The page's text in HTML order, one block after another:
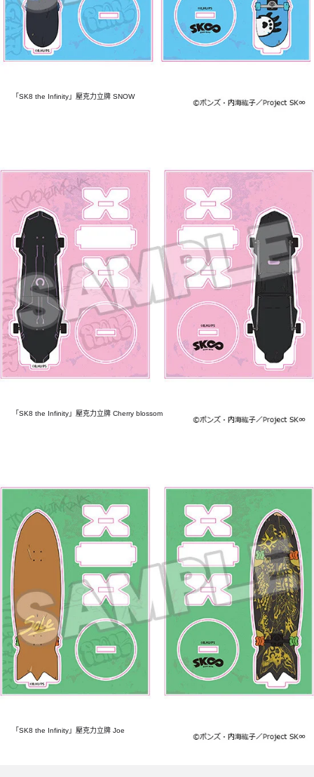
「SK8 the Infinity」壓克力立牌 SNOW
「SK8 the Infinity」壓克力立牌 Cherry blossom
「SK8 the Infinity」壓克力立牌 Joe